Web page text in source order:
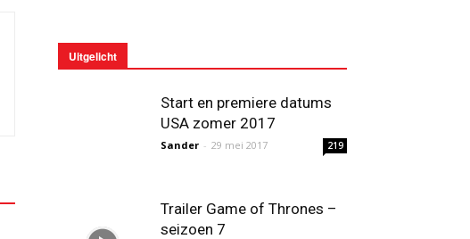
Uitgelicht
Start en premiere datums
USA zomer 2017
Sander - 29 mei 2017 219
Trailer Game of Thrones –
seizoen 7